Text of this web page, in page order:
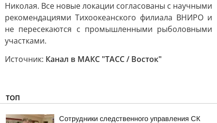
Николая. Все новые локации согласованы с научными
рекомендациями Тихоокеанского филиала ВНИРО и
не пересекаются с промышленными рыболовными
участками.
Источник: Канал в МАКС "ТАСС / Восток"
ТОП
Сотрудники следственного управления СК